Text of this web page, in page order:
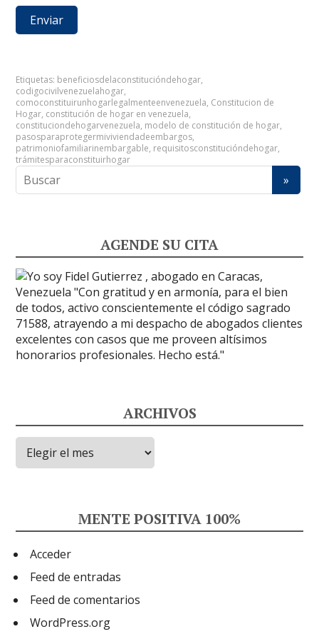
Etiquetas: beneficiosdelaconstitucióndehogar,
codigocivilvenezuelahogar,
comoconstituirunhogarlegalmenteenvenezuela, Constitucion de
Hogar, constitución de hogar en venezuela,
constituciondehogarvenezuela, modelo de constitución de hogar,
pasosparaprotegermiviviendadeembargos,
patrimoniofamiliarinembargable, requisitosconstitucióndehogar,
trámitesparaconstituirhogar
AGENDE SU CITA
ARCHIVOS
Archivos
MENTE POSITIVA 100%
Acceder
Feed de entradas
Feed de comentarios
WordPress.org